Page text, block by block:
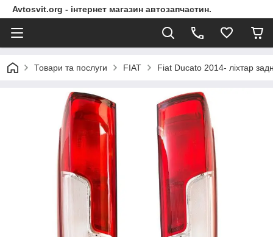
Avtosvit.org - інтернет магазин автозапчастин.
Товари та послуги FIAT Fiat Ducato 2014- ліхтар